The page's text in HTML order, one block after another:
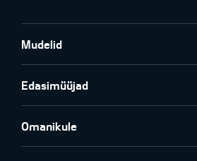
Mudelid
Edasimüüjad
Omanikule